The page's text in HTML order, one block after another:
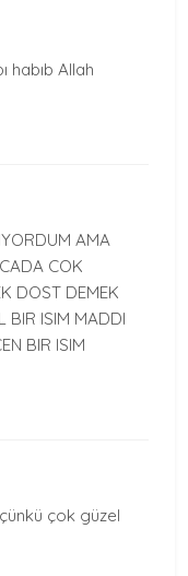
habıb Allah
AMA
COK
DOST DEMEK
BIR ISIM MADDI
BIR ISIM
çok güzel